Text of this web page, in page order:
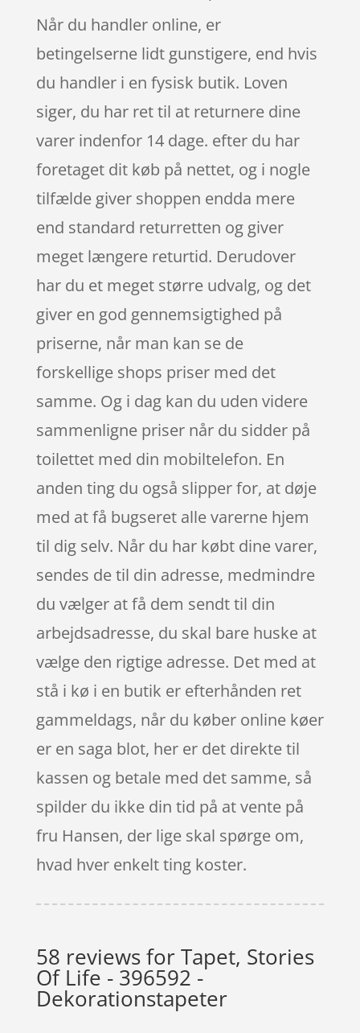
Når du handler online, er
betingelserne lidt gunstigere, end hvis
du handler i en fysisk butik. Loven
siger, du har ret til at returnere dine
varer indenfor 14 dage. efter du har
foretaget dit køb på nettet, og i nogle
tilfælde giver shoppen endda mere
end standard returretten og giver
meget længere returtid. Derudover
har du et meget større udvalg, og det
giver en god gennemsigtighed på
priserne, når man kan se de
forskellige shops priser med det
samme. Og i dag kan du uden videre
sammenligne priser når du sidder på
toilettet med din mobiltelefon. En
anden ting du også slipper for, at døje
med at få bugseret alle varerne hjem
til dig selv. Når du har købt dine varer,
sendes de til din adresse, medmindre
du vælger at få dem sendt til din
arbejdsadresse, du skal bare huske at
vælge den rigtige adresse. Det med at
stå i kø i en butik er efterhånden ret
gammeldags, når du køber online køer
er en saga blot, her er det direkte til
kassen og betale med det samme, så
spilder du ikke din tid på at vente på
fru Hansen, der lige skal spørge om,
hvad hver enkelt ting koster.
58 reviews forTapet, Stories
Of Life - 396592 -
Dekorationstapeter